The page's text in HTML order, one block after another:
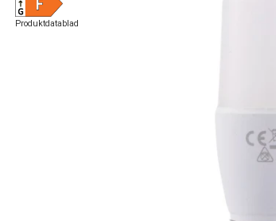
Produktdatablad